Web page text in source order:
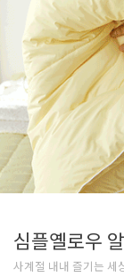
심플옐로우
사계절 내내 즐기는 세